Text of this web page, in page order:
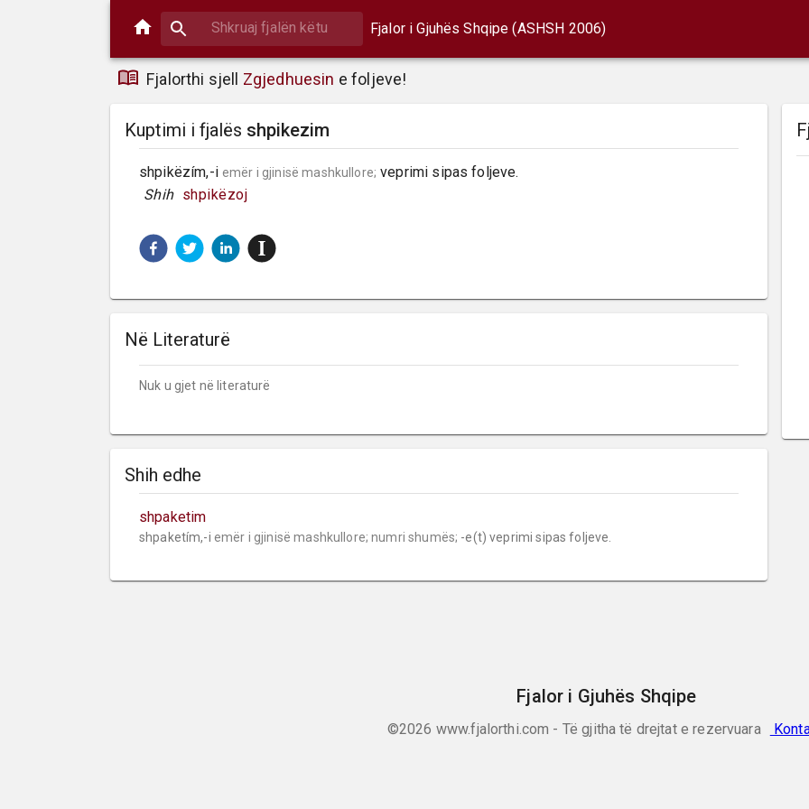
Fjalor i Gjuhës Shqipe (ASHSH 2006)
Fjalorthi sjell Zgjedhuesin e foljeve!
Kuptimi i fjalës shpikezim
shpikëzím,-i emër i gjinisë mashkullore; veprimi sipas foljeve.
Shih shpikëzoj
Në Literaturë
Nuk u gjet në literaturë
Shih edhe
shpaketim
shpaketím,-i emër i gjinisë mashkullore; numri shumës; -e(t) veprimi sipas foljeve.
Fjalor i Gjuhës Shqipe
©2026 www.fjalorthi.com - Të gjitha të drejtat e rezervuara